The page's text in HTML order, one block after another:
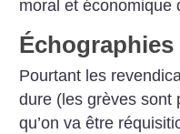
moral et économique
Échographies
Pourtant les
dure (les grèves sont
qu’on va être